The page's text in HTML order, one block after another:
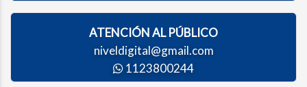
ATENCIÓN AL PÚBLICO
niveldigital@gmail.com
1123800244